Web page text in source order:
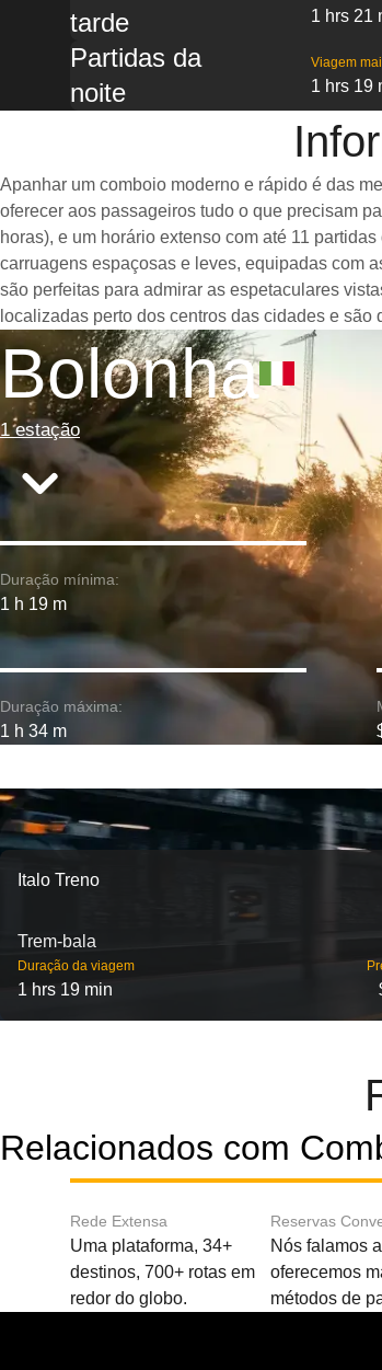
tarde
1 hrs 21
Partidas da
noite
Viagem
1 hrs 19
Apanhar um comboio moderno e rápido é das
oferecer aos passageiros tudo o que precisam
horas), e um horário extenso com até 11
carruagens espaçosas e leves, equipadas com
são perfeitas para admirar as espetaculares
localizadas perto dos centros das cidades e
Bolonha
1 estação
Duração mínima:
1 h 19 m
Duração máxima:
1 h 34 m
Italo Treno
Trem-bala
Duração da viagem
1 hrs 19 min
Relacionados com
Rede Extensa
Uma plataforma, 34+
destinos, 700+ rotas em
redor do globo.
Reservas
Nós falamos
oferecemos
métodos de